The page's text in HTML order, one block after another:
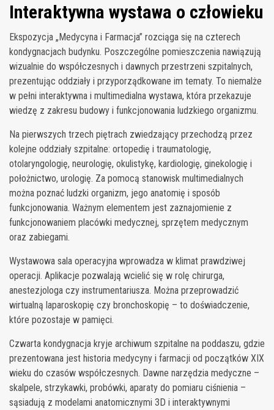
Interaktywna wystawa o człowieku
Ekspozycja „Medycyna i Farmacja” rozciąga się na czterech
kondygnacjach budynku. Poszczególne pomieszczenia nawiązują
wizualnie do współczesnych i dawnych przestrzeni szpitalnych,
prezentując oddziały i przyporządkowane im tematy. To niemalże
w pełni interaktywna i multimedialna wystawa, która przekazuje
wiedzę z zakresu budowy i funkcjonowania ludzkiego organizmu.
Na pierwszych trzech piętrach zwiedzający przechodzą przez
kolejne oddziały szpitalne: ortopedię i traumatologię,
otolaryngologię, neurologię, okulistykę, kardiologię, ginekologię i
położnictwo, urologię. Za pomocą stanowisk multimedialnych
można poznać ludzki organizm, jego anatomię i sposób
funkcjonowania. Ważnym elementem jest zaznajomienie z
funkcjonowaniem placówki medycznej, sprzętem medycznym
oraz zabiegami.
Wystawowa sala operacyjna wprowadza w klimat prawdziwej
operacji. Aplikacje pozwalają wcielić się w rolę chirurga,
anestezjologa czy instrumentariusza. Można przeprowadzić
wirtualną laparoskopię czy bronchoskopię – to doświadczenie,
które pozostaje w pamięci.
Czwarta kondygnacja kryje archiwum szpitalne na poddaszu, gdzie
prezentowana jest historia medycyny i farmacji od początków XIX
wieku do czasów współczesnych. Dawne narzędzia medyczne –
skalpele, strzykawki, probówki, aparaty do pomiaru ciśnienia –
sąsiadują z modelami anatomicznymi 3D i interaktywnymi